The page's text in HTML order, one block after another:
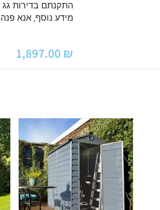
התקנתם בדירות
מידע נוסף, אנא
1,897.00 ₪